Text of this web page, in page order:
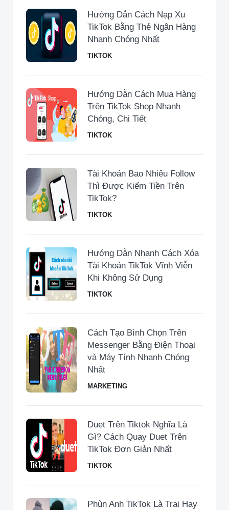
Hướng Dẫn Cách Nạp Xu
TikTok Bằng Thẻ Ngân Hàng
Nhanh Chóng Nhất
TIKTOK
Hướng Dẫn Cách Mua Hàng
Trên TikTok Shop Nhanh
Chóng, Chi Tiết
TIKTOK
Tài Khoản Bao Nhiêu Follow
Thì Được Kiếm Tiền Trên
TikTok?
TIKTOK
Hướng Dẫn Nhanh Cách Xóa
Tài Khoản TikTok Vĩnh Viễn
Khi Không Sử Dụng
TIKTOK
Cách Tạo Bình Chọn Trên
Messenger Bằng Điện Thoại
và Máy Tính Nhanh Chóng
Nhất
MARKETING
Duet Trên Tiktok Nghĩa Là
Gì? Cách Quay Duet Trên
TikTok Đơn Giản Nhất
TIKTOK
Phùn Anh TikTok Là Trai Hay